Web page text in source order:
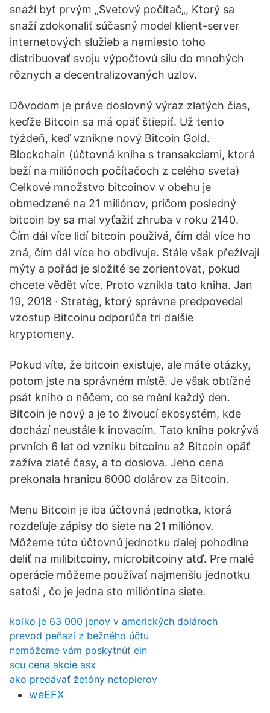
snaží byť prvým „Svetový počítač„, Ktorý sa
snaží zdokonaliť súčasný model klient-server
internetových služieb a namiesto toho
distribuovať svoju výpočtovú silu do mnohých
rôznych a decentralizovaných uzlov.
Dôvodom je práve doslovný výraz zlatých čias,
keďže Bitcoin sa má opäť štiepiť. Už tento
týždeň, keď vznikne nový Bitcoin Gold.
Blockchain (účtovná kniha s transakciami, ktorá
beží na miliónoch počítačoch z celého sveta)
Celkové množstvo bitcoinov v obehu je
obmedzené na 21 miliónov, pričom posledný
bitcoin by sa mal vyťažiť zhruba v roku 2140.
Čím dál více lidí bitcoin použivá, čím dál více ho
zná, čím dál více ho obdivuje. Stále však přežívají
mýty a pořád je složité se zorientovat, pokud
chcete vědět více. Proto vznikla tato kniha. Jan
19, 2018 · Stratég, ktorý správne predpovedal
vzostup Bitcoinu odporúča tri ďalšie
kryptomeny.
Pokud víte, že bitcoin existuje, ale máte otázky,
potom jste na správném místě. Je však obtížné
psát kniho o něčem, co se mění každý den.
Bitcoin je nový a je to živoucí ekosystém, kde
dochází neustále k inovacím. Tato kniha pokrývá
prvních 6 let od vzniku bitcoinu až Bitcoin opäť
zažíva zlaté časy, a to doslova. Jeho cena
prekonala hranicu 6000 dolárov za Bitcoin.
Menu Bitcoin je iba účtovná jednotka, ktorá
rozdeľuje zápisy do siete na 21 miliónov.
Môžeme túto účtovnú jednotku ďalej pohodlne
deliť na milibitcoiny, microbitcoiny atď. Pre malé
operácie môžeme používať najmenšiu jednotku
satoši , čo je jedna sto milióntina siete.
koľko je 63 000 jenov v amerických dolároch
prevod peňazí z bežného účtu
nemôžeme vám poskytnúť ein
scu cena akcie asx
ako predávať žetóny netopierov
weEFX